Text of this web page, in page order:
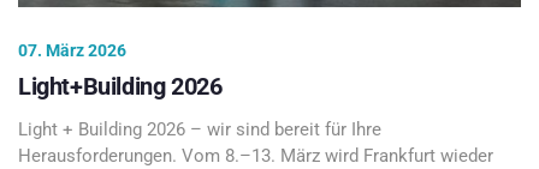
07. März 2026
Light+Building 2026
Light + Building 2026 – wir sind bereit für Ihre
Herausforderungen. Vom 8.–13. März wird Frankfurt wieder